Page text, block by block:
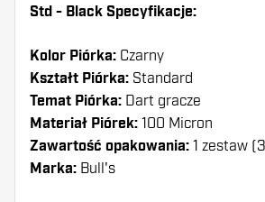
Std - Black Specyfikacje:
Kolor Piórka: Czarny
Kształt Piórka: Standard
Temat Piórka: Dart gracze
Materiał Piórek: 100 Micron
Zawartość opakowania: 1 zestaw
Marka: Bull's